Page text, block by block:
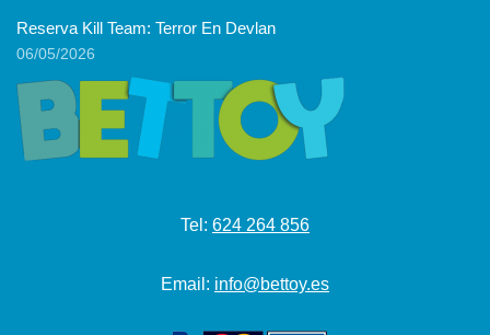
Reserva Kill Team: Terror En Devlan
06/05/2026
Tel: 624 264 856
Email: info@bettoy.es